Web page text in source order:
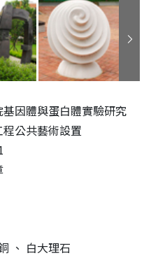
因體與蛋白體實驗研究
公共藝術設置
、 白大理石